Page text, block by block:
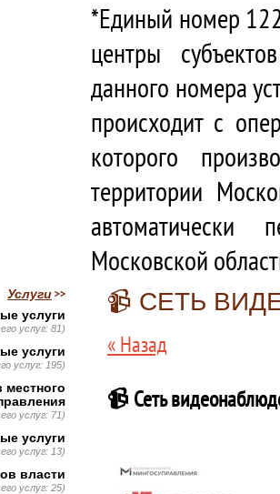
*Единый номер
центры
данного номера
происходит с
которого
территории
автоматически
Московской
📹 СЕТЬ
« Назад
📹 Сеть
Услуги
услуги
услуг: 81)
услуги
услуг: 195)
местного
услуг: 71)
услуги
услуг: 13)
власти
услуг: 25)